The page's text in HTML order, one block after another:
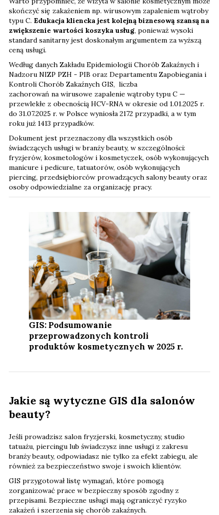
skończyć się zakażeniem np. wirusowym zapaleniem wątroby
typu C. Edukacja kliencka jest kolejną biznesową szansą na
zwiększenie wartości koszyka usług, ponieważ wysoki
standard sanitarny jest doskonałym argumentem za wyższą
ceną usługi.
Według danych Zakładu Epidemiologii Chorób Zakaźnych i
Nadzoru NIZP PZH - PIB oraz Departamentu Zapobiegania i
Kontroli Chorób Zakaźnych GIS, liczba
zachorowań na wirusowe zapalenie wątroby typu C —
przewlekłe z obecnością HCV-RNA w okresie od 1.01.2025 r.
do 31.07.2025 r. w Polsce wyniosła 2172 przypadki, a w tym
roku już 1413 przypadków.
Dokument jest przeznaczony dla wszystkich osób
świadczących usługi w branży beauty, w szczególności:
fryzjerów, kosmetologów i kosmetyczek, osób wykonujących
manicure i pedicure, tatuatorów, osób wykonujących
piercing, przedsiębiorców prowadzących salony beauty oraz
osoby odpowiedzialne za organizację pracy.
GIS: Podsumowanie
przeprowadzonych kontroli
produktów kosmetycznych w 2025 r.
Jakie są wytyczne GIS dla salonów
beauty?
Jeśli prowadzisz salon fryzjerski, kosmetyczny, studio
tatuażu, piercingu lub świadczysz inne usługi z zakresu
branży beauty, odpowiadasz nie tylko za efekt zabiegu, ale
również za bezpieczeństwo swoje i swoich klientów.
GIS przygotował listę wymagań, które pomogą
zorganizować prace w bezpieczny sposób zgodny z
przepisami. Bezpieczne usługi mają ograniczyć ryzyko
zakażeń i szerzenia się chorób zakaźnych.